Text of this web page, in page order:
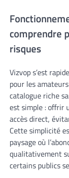
comprendre
risques
Vizvop s’est
pour les
catalogue riche
est simple : offrir
accès direct,
Cette simplicité
paysage où
qualitativement
certains publics